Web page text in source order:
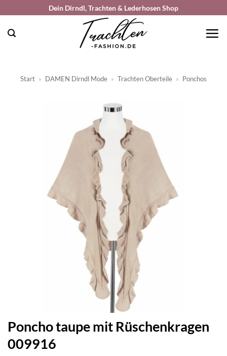
springen
Dein Dirndl, Trachten & Lederhosen Shop
Start » DAMEN Dirndl Mode » Trachten Oberteile » Ponchos
Poncho taupe mit Rüschenkragen
009916